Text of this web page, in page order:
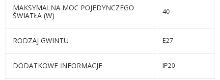
MAKSYMALNA MOC POJEDYNCZEGO
ŚWIATŁA (W)
40
RODZAJ GWINTU E27
DODATKOWE INFORMACJE IP20